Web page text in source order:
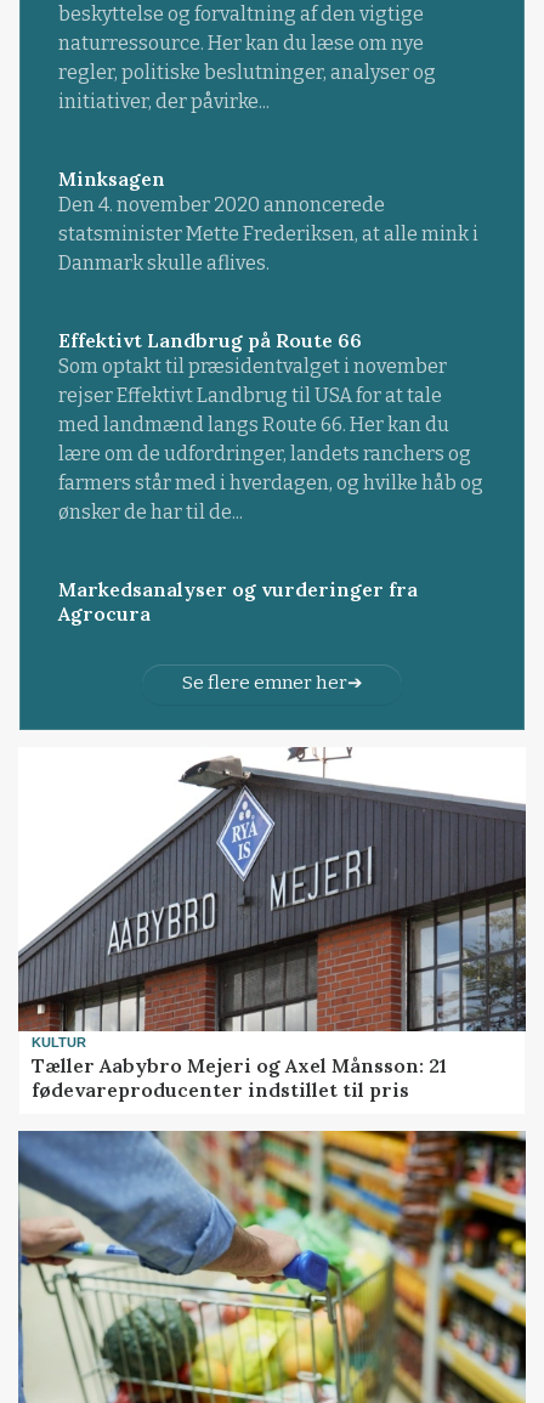
beskyttelse og forvaltning af den vigtige
naturressource. Her kan du læse om nye
regler, politiske beslutninger, analyser og
initiativer, der påvirke...
Minksagen
Den 4. november 2020 annoncerede
statsminister Mette Frederiksen, at alle mink i
Danmark skulle aflives.
Effektivt Landbrug på Route 66
Som optakt til præsidentvalget i november
rejser Effektivt Landbrug til USA for at tale
med landmænd langs Route 66. Her kan du
lære om de udfordringer, landets ranchers og
farmers står med i hverdagen, og hvilke håb og
ønsker de har til de...
Markedsanalyser og vurderinger fra
Agrocura
Se flere emner her
KULTUR
Tæller Aabybro Mejeri og Axel Månsson: 21
fødevareproducenter indstillet til pris